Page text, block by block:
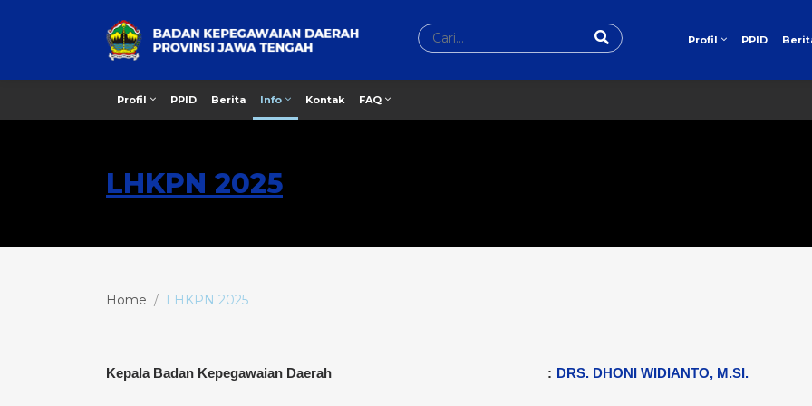
Profil PPID
Profil PPID Berita Info Kontak FAQ
LHKPN 2025
Home LHKPN 2025
Kepala Badan Kepegawaian Daerah : DRS. DHONI WIDIANTO, M.SI.